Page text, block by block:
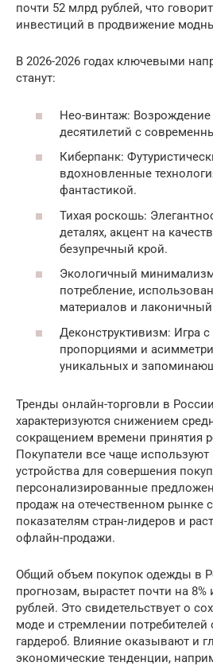
почти 52 млрд рублей, что
инвестиций в продвижение
В 2026-2026 годах ключевыми
станут:
Нео-винтаж:
десятилетий с
Киберпанк:
вдохновленные
фантастикой.
Тихая роскошь:
деталях, акцент на
безупречный крой.
Экологичный
потребление,
материалов и
Деконструктивизм: Игра
пропорциями и
уникальных и
Тренды онлайн-торговли в
характеризуются снижением
сокращением времени принятия
Покупатели все чаще
устройства для совершения
персонализированные
продаж на отечественном рынке
показателям стран-лидеров и
офлайн-продажи.
Общий объем покупок одежды в
прогнозам, вырастет почти на 8%
рублей. Это свидетельствует о
моде и стремлении потребителей
гардероб. Влияние оказывают и
экономические тенденции,